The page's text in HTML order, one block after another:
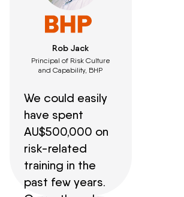
Rob Jack
Principal of Risk Culture
and Capability, BHP
We could easily
have spent
AU$500,000 on
risk-related
training in the
past few years.